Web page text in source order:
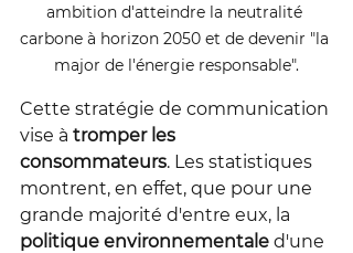
ambition d'atteindre la neutralité
carbone à horizon 2050 et de devenir "la
major de l'énergie responsable".
Cette stratégie de communication
vise à tromper les
consommateurs. Les statistiques
montrent, en effet, que pour une
grande majorité d'entre eux, la
politique environnementale d'une